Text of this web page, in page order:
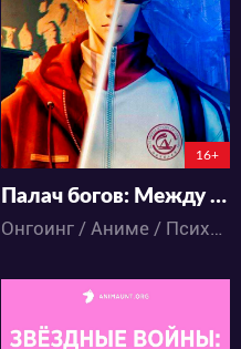
30 18
0:0:0
16+
Палач богов: Между смертным и божественным царством 2
Онгоинг / Аниме / Психология / Триллер / Фэнтези / Экшен